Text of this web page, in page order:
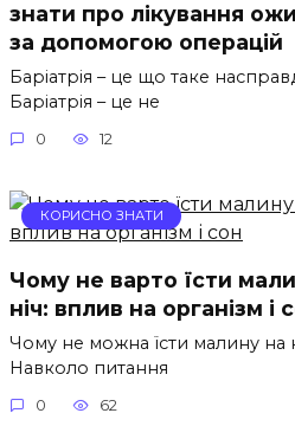
знати про лікування
за допомогою операцій
Баріатрія – це що таке
Баріатрія – це не
0 12
КОРИСНО ЗНАТИ
Чому не варто їсти
ніч: вплив на організм і
Чому не можна їсти малину на
Навколо питання
0 62